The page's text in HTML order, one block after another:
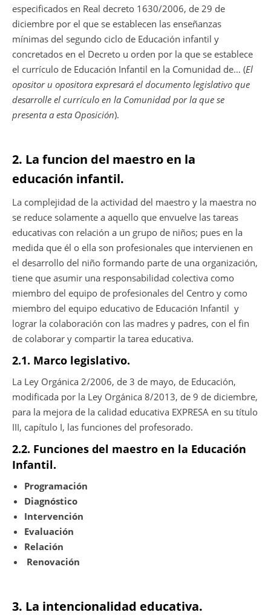
especificados en Real decreto 1630/2006, de 29 de
diciembre por el que se establecen las enseñanzas
mínimas del segundo ciclo de Educación infantil y
concretados en el Decreto u orden por la que se establece
el currículo de Educación Infantil en la Comunidad de… (El
opositor u opositora expresará el documento legislativo que
desarrolle el currículo en la Comunidad por la que se
presenta a esta Oposición).
2. La funcion del maestro en la
educación infantil.
La complejidad de la actividad del maestro y la maestra no
se reduce solamente a aquello que envuelve las tareas
educativas con relación a un grupo de niños; pues en la
medida que él o ella son profesionales que intervienen en
el desarrollo del niño formando parte de una organización,
tiene que asumir una responsabilidad colectiva como
miembro del equipo de profesionales del Centro y como
miembro del equipo educativo de Educación Infantil y
lograr la colaboración con las madres y padres, con el fin
de colaborar y compartir la tarea educativa.
2.1. Marco legislativo.
La Ley Orgánica 2/2006, de 3 de mayo, de Educación,
modificada por la Ley Orgánica 8/2013, de 9 de diciembre,
para la mejora de la calidad educativa EXPRESA en su título
III, capítulo I, las funciones del profesorado.
2.2. Funciones del maestro en la Educación
Infantil.
Programación
Diagnóstico
Intervención
Evaluación
Relación
Renovación
3. La intencionalidad educativa.